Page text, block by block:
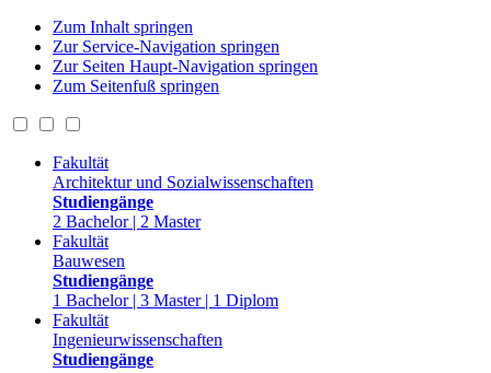
Zum Inhalt springen
Zur Service-Navigation springen
Zur Seiten Haupt-Navigation springen
Zum Seitenfuß springen
Fakultät
Architektur und Sozialwissenschaften
Studiengänge
2 Bachelor | 2 Master
Fakultät
Bauwesen
Studiengänge
1 Bachelor | 3 Master | 1 Diplom
Fakultät
Ingenieurwissenschaften
Studiengänge